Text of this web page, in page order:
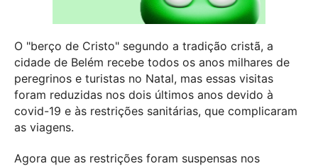
O "berço de Cristo" segundo a tradição cristã, a
cidade de Belém recebe todos os anos milhares de
peregrinos e turistas no Natal, mas essas visitas
foram reduzidas nos dois últimos anos devido à
covid-19 e às restrições sanitárias, que complicaram
as viagens.
Agora que as restrições foram suspensas nos